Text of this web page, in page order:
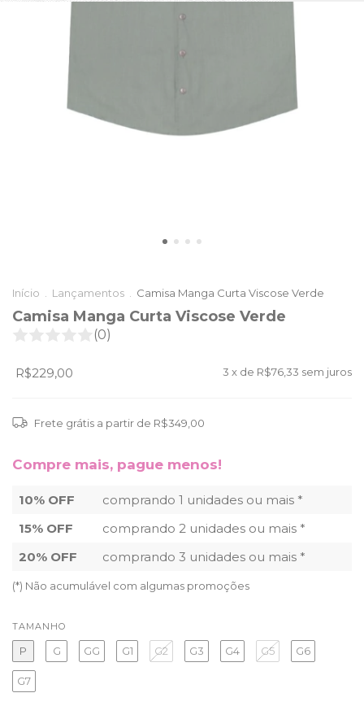
Início Lançamentos Camisa Manga Curta Viscose Verde
Camisa Manga Curta Viscose Verde
(0)
R$229,00 3 x de R$76,33 sem juros
Frete grátis a partir de R$349,00
Compre mais, pague menos!
10% OFF
comprando 1 unidades ou mais *
15% OFF
comprando 2 unidades ou mais *
20% OFF
comprando 3 unidades ou mais *
(*) Não acumulável com algumas promoções
TAMANHO
P G GG G1 G2 G3 G4 G5 G6
G7